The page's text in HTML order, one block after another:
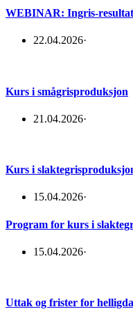
WEBINAR: Ingris-
22.04.2026·
Kurs i smågrisproduksjon
21.04.2026·
Kurs i
15.04.2026·
Program for kurs i
15.04.2026·
Uttak og frister for